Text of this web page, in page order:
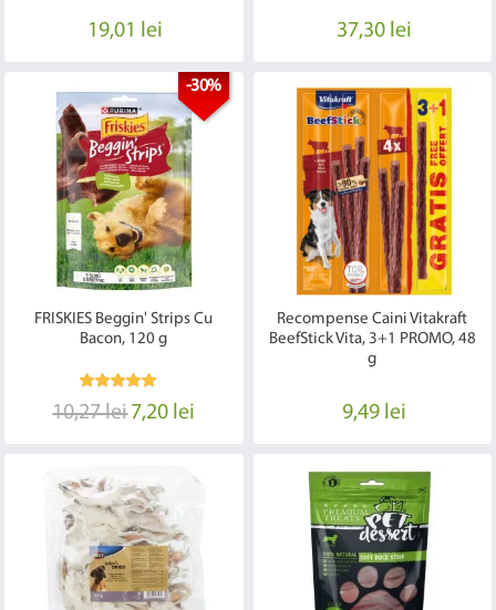
19,01 lei 37,30 lei
-30%
FRISKIES Beggin' Strips Cu
Bacon, 120 g
10,27 lei7,20 lei
Recompense Caini Vitakraft
BeefStick Vita, 3+1 PROMO, 48
g
9,49 lei